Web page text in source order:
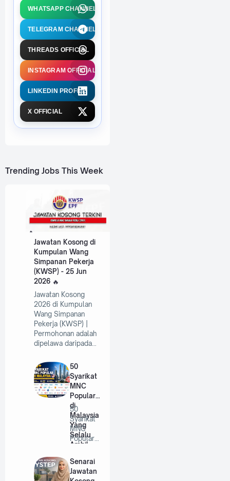
WHATSAPP CHANNEL
TELEGRAM CHANNEL
THREADS OFFICIAL
INSTAGRAM OFFICIAL
LINKEDIN PROFILE
X OFFICIAL
Trending Jobs This Week
Jawatan Kosong di
Kumpulan Wang
Simpanan Pekerja
(KWSP) - 25 Jun
2026
Jawatan Kosong
2026 di Kumpulan
Wang Simpanan
Pekerja (KWSP) |
Permohonan adalah
dipelawa daripada…
50
Syarikat
MNC
Popular
di
Malaysia
Yang
Selalu
Ambil
Tahun
2026
50
Syarikat
MNC
Popular
Malaysia
Yang
Selalu
Senarai
Jawatan